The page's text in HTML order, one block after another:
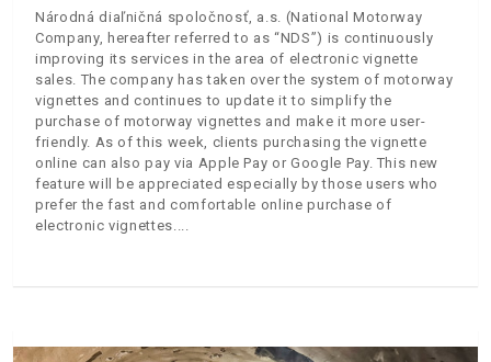
Národná diaľničná spoločnosť, a.s. (National Motorway
Company, hereafter referred to as “NDS”) is continuously
improving its services in the area of electronic vignette
sales. The company has taken over the system of motorway
vignettes and continues to update it to simplify the
purchase of motorway vignettes and make it more user-
friendly. As of this week, clients purchasing the vignette
online can also pay via Apple Pay or Google Pay. This new
feature will be appreciated especially by those users who
prefer the fast and comfortable online purchase of
electronic vignettes.